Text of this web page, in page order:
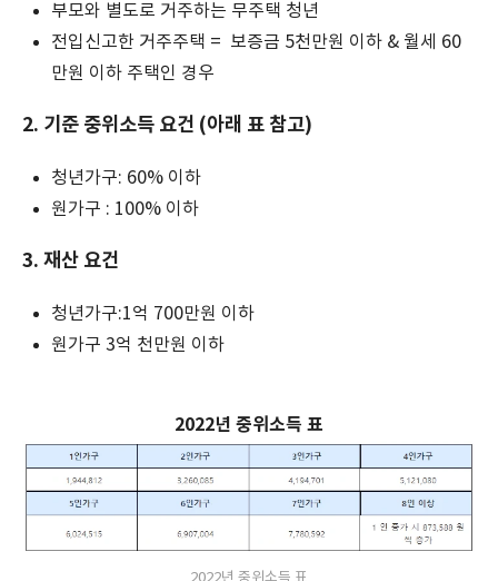
부모와 별도로 거주하는 무주택 청년
전입신고한 거주주택 = 보증금 5천만원 이하 & 월세 60
만원 이하 주택인 경우
2. 기준 중위소득 요건 (아래 표 참고)
청년가구: 60% 이하
원가구 : 100% 이하
3. 재산 요건
청년가구:1억 700만원 이하
원가구 3억 천만원 이하
2022년 중위소득 표